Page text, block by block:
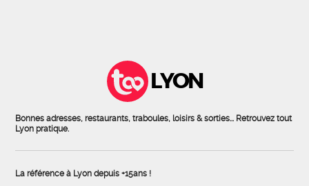
LYON
Bonnes adresses, restaurants, traboules, loisirs & sorties... Retrouvez tout
Lyon pratique.
La référence à Lyon depuis +15ans !